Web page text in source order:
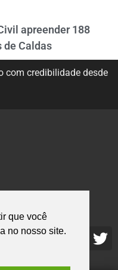
que você
no nosso site.
apreender 188
de Caldas
com credibilidade desde